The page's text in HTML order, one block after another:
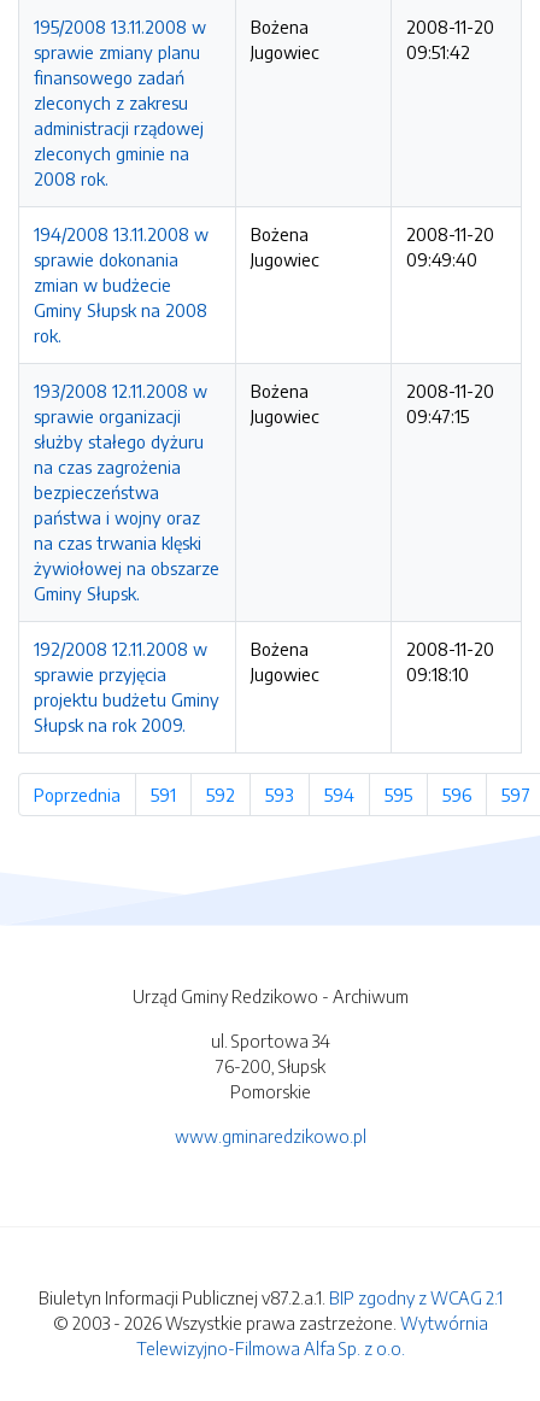
195/2008 13.11.2008 w
sprawie zmiany planu
finansowego zadań
zleconych z zakresu
administracji rządowej
zleconych gminie na
2008 rok.
Bożena
Jugowiec
2008-11-20
09:51:42
194/2008 13.11.2008 w
sprawie dokonania
zmian w budżecie
Gminy Słupsk na 2008
rok.
Bożena
Jugowiec
2008-11-20
09:49:40
193/2008 12.11.2008 w
sprawie organizacji
służby stałego dyżuru
na czas zagrożenia
bezpieczeństwa
państwa i wojny oraz
na czas trwania klęski
żywiołowej na obszarze
Gminy Słupsk.
Bożena
Jugowiec
2008-11-20
09:47:15
192/2008 12.11.2008 w
sprawie przyjęcia
projektu budżetu Gminy
Słupsk na rok 2009.
Bożena
Jugowiec
2008-11-20
09:18:10
Poprzednia strona
591 strona
592 strona
593 strona
594 strona
595 strona
596 strona
597
Urząd Gminy Redzikowo - Archiwum
ul. Sportowa 34
76-200, Słupsk
Pomorskie
www.gminaredzikowo.pl
Biuletyn Informacji Publicznej v87.2.a.1. BIP zgodny z WCAG 2.1
© 2003 - 2026 Wszystkie prawa zastrzeżone. Wytwórnia
Telewizyjno-Filmowa Alfa Sp. z o.o.